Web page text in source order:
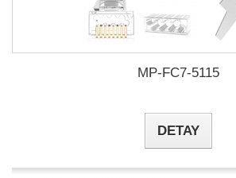
MP-FC7-5115
DETAY